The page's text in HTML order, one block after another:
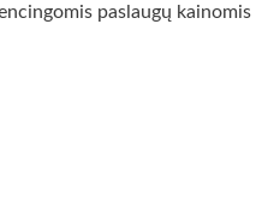
paslaugų kainomis